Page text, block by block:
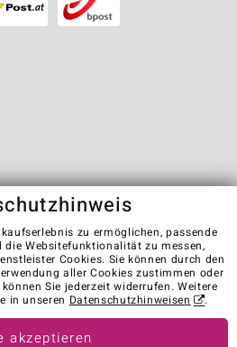
Cookies
Impressum
Vertrag widerrufen
in other countries:
zu ermöglichen, passende
die Websitefunktionalität zu messen,
Cookies. Sie können durch den
aller Cookies zustimmen oder
Sie jederzeit widerrufen. Weitere
in unseren Datenschutzhinweisen .
akzeptieren